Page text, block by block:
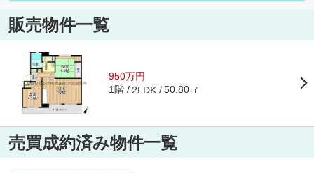
販売物件一覧
950万円
1階 2LDK 50.80㎡
売買成約済み物件一覧